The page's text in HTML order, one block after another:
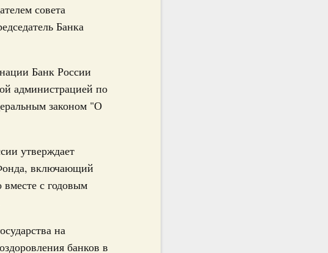
совета
Банка
Банк России
администрацией по
законом "О
утверждает
включающий
вместе с годовым
на
банков в